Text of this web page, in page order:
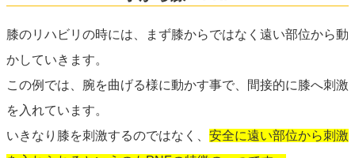
膝のリハビリの時には、まず膝からではなく遠い部位から動
かしていきます。
この例では、腕を曲げる様に動かす事で、間接的に膝へ刺激
を入れています。
いきなり膝を刺激するのではなく、 安全に遠い部位から刺激